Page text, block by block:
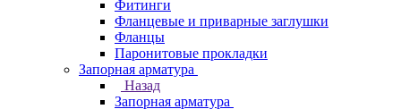
Фитинги
Фланцевые и приварные заглушки
Фланцы
Паронитовые прокладки
Запорная арматура
Назад
Запорная арматура